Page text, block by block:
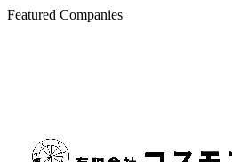
Featured Companies